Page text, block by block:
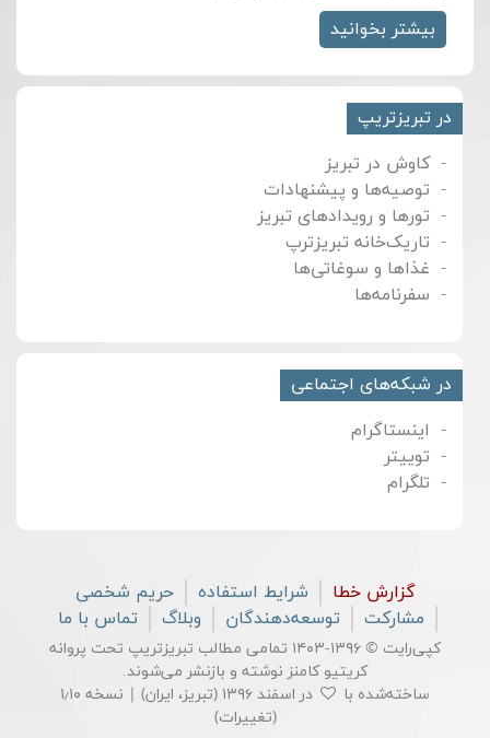
بیشتر بخوانید
در تبریزتریپ
کاوش در تبریز
توصیه‌ها و پیشنهادات
تورها و رویدادهای تبریز
تاریک‌خانه تبریزترپ
غذاها و سوغاتی‌ها
سفرنامه‌ها
در شبکه‌های اجتماعی
اینستاگرام
توییتر
تلگرام
گزارش خطا شرایط استفاده
حریم شخصی
مشارکت
توسعه‌دهندگان وبلاگ تماس با ما
کپی‌رایت © ۱۳۹۶-۱۴۰۳ تمامی مطالب تبریزتریپ تحت پروانه
کریتیو کامنز نوشته و بازنشر می‌شوند.
ساخته‌شده با
در اسفند ۱۳۹۶ (تبریز، ایران) | نسخه ۱٫۱۰
(تغییرات)